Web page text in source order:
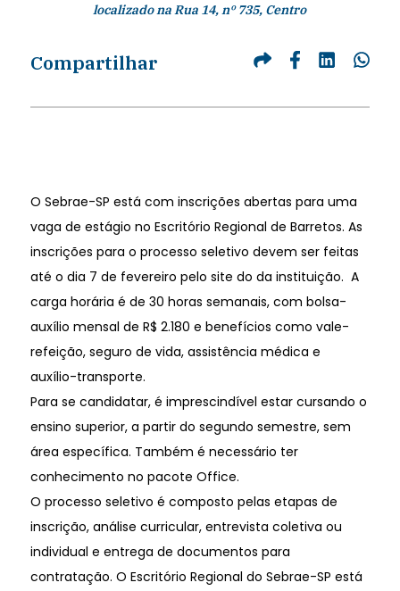
localizado na Rua 14, nº 735, Centro
Compartilhar
O Sebrae-SP está com inscrições abertas para uma
vaga de estágio no Escritório Regional de Barretos. As
inscrições para o processo seletivo devem ser feitas
até o dia 7 de fevereiro pelo site do da instituição. A
carga horária é de 30 horas semanais, com bolsa-
auxílio mensal de R$ 2.180 e benefícios como vale-
refeição, seguro de vida, assistência médica e
auxílio-transporte.
Para se candidatar, é imprescindível estar cursando o
ensino superior, a partir do segundo semestre, sem
área específica. Também é necessário ter
conhecimento no pacote Office.
O processo seletivo é composto pelas etapas de
inscrição, análise curricular, entrevista coletiva ou
individual e entrega de documentos para
contratação. O Escritório Regional do Sebrae-SP está